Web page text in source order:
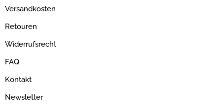
Versandkosten
Retouren
Widerrufsrecht
FAQ
Kontakt
Newsletter